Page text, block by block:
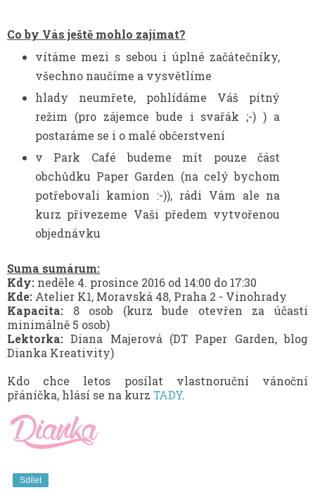
Co by Vás ještě mohlo zajímat?
vítáme mezi s sebou i úplné začátečníky,
všechno naučíme a vysvětlíme
hlady neumřete, pohlídáme Váš pitný
režim (pro zájemce bude i svařák ;-) ) a
postaráme se i o malé občerstvení
v Park Café budeme mít pouze část
obchůdku Paper Garden (na celý bychom
potřebovali kamion :-)), rádi Vám ale na
kurz přivezeme Vaši předem vytvořenou
objednávku
Suma sumárum:
Kdy: neděle 4. prosince 2016 od 14:00 do 17:30
Kde: Atelier K1, Moravská 48, Praha 2 - Vinohrady
Kapacita: 8 osob (kurz bude otevřen za účasti
minimálně 5 osob)
Lektorka: Diana Majerová (DT Paper Garden, blog
Dianka Kreativity)
Kdo chce letos posílat vlastnoruční vánoční
přáníčka, hlásí se na kurz TADY.
Sdílet